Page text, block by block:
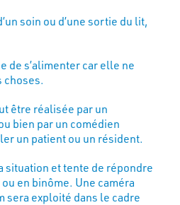
soin ou d’une sortie du lit,
de s’alimenter car elle ne
choses.
être réalisée par un
bien par un comédien
un patient ou un résident.
situation et tente de répondre
en binôme. Une caméra
sera exploité dans le cadre